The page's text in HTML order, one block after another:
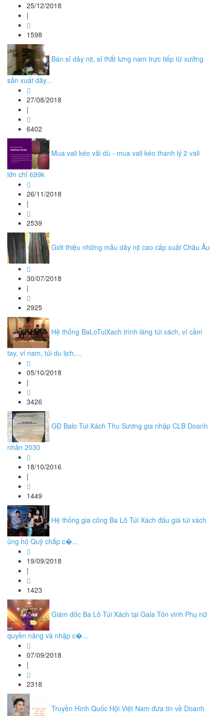
25/12/2018
|
1598
Bán sỉ dây nịt, sỉ thắt lưng nam trực tiếp từ xưởng
sản xuất dây...
27/08/2018
|
6402
Mua vali kéo vải dù - mua vali kéo thanh lý 2 vali
lớn chỉ 699k
26/11/2018
|
2539
Giới thiệu những mẫu dây nịt cao cấp xuất Châu Âu
30/07/2018
|
2925
Hệ thống BaLoTuiXach trình làng túi xách, ví cầm
tay, ví nam, túi du lịch,...
05/10/2018
|
3426
GĐ Balo Túi Xách Thu Sương gia nhập CLB Doanh
nhân 2030
18/10/2016
|
1449
Hệ thống gia công Ba Lô Túi Xách đấu giá túi xách
ủng hộ Quỹ chắp c�...
19/09/2018
|
1423
Giám đốc Ba Lô Túi Xách tại Gala Tôn vinh Phụ nữ
quyền năng và nhập c�...
07/09/2018
|
2318
Truyền Hình Quốc Hội Việt Nam đưa tin về Doanh